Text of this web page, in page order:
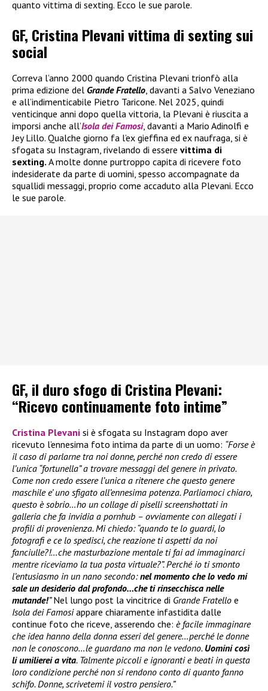
quanto vittima di sexting. Ecco le sue parole.
GF, Cristina Plevani vittima di sexting sui
social
Correva l’anno 2000 quando Cristina Plevani trionfò alla
prima edizione del Grande Fratello , davanti a Salvo Veneziano
e all’indimenticabile Pietro Taricone. Nel 2025, quindi
venticinque anni dopo quella vittoria, la Plevani è riuscita a
imporsi anche all’Isola dei Famosi, davanti a Mario Adinolfi e
Jey Lillo. Qualche giorno fa l’ex gieffina ed ex naufraga, si è
sfogata su Instagram, rivelando di essere vittima di
sexting. A molte donne purtroppo capita di ricevere foto
indesiderate da parte di uomini, spesso accompagnate da
squallidi messaggi, proprio come accaduto alla Plevani. Ecco
le sue parole.
GF, il duro sfogo di Cristina Plevani:
“Ricevo continuamente foto intime”
Cristina Plevani si è sfogata su Instagram dopo aver
ricevuto l’ennesima foto intima da parte di un uomo: “Forse è
il caso di parlarne tra noi donne, perché non credo di essere
l’unica “fortunella” a trovare messaggi del genere in privato.
Come non credo essere l’unica a ritenere che questo genere
maschile e’ uno sfigato all’ennesima potenza. Parliamoci chiaro,
questo è sobrio…ho un collage di piselli screenshottati in
galleria che fa invidia a pornhub – ovviamente con allegati i
profili di provenienza. Mi chiedo: “quando te lo guardi, lo
fotografi e ce lo spedisci, che reazione ti aspetti da noi
fanciulle?!…che masturbazione mentale ti fai ad immaginarci
mentre riceviamo la tua posta virtuale?”. Perché io ti smonto
l’entusiasmo in un nano secondo:nel momento che lo vedo mi
sale un desiderio dal profondo…che ti rinsecchisca nelle
mutande!”Nel lungo post la vincitrice di Grande Fratello e
Isola dei Famosiappare chiaramente infastidita dalle
continue foto che riceve, asserendo che: è facile immaginare
che idea hanno della donna esseri del genere…perché le donne
non le conoscono…le guardano ma non le vedono. Uomini così
li umilierei a vita. Talmente piccoli e ignoranti e beati in questa
loro condizione perché non si rendono conto di quanto fanno
schifo. Donne, scrivetemi il vostro pensiero.”